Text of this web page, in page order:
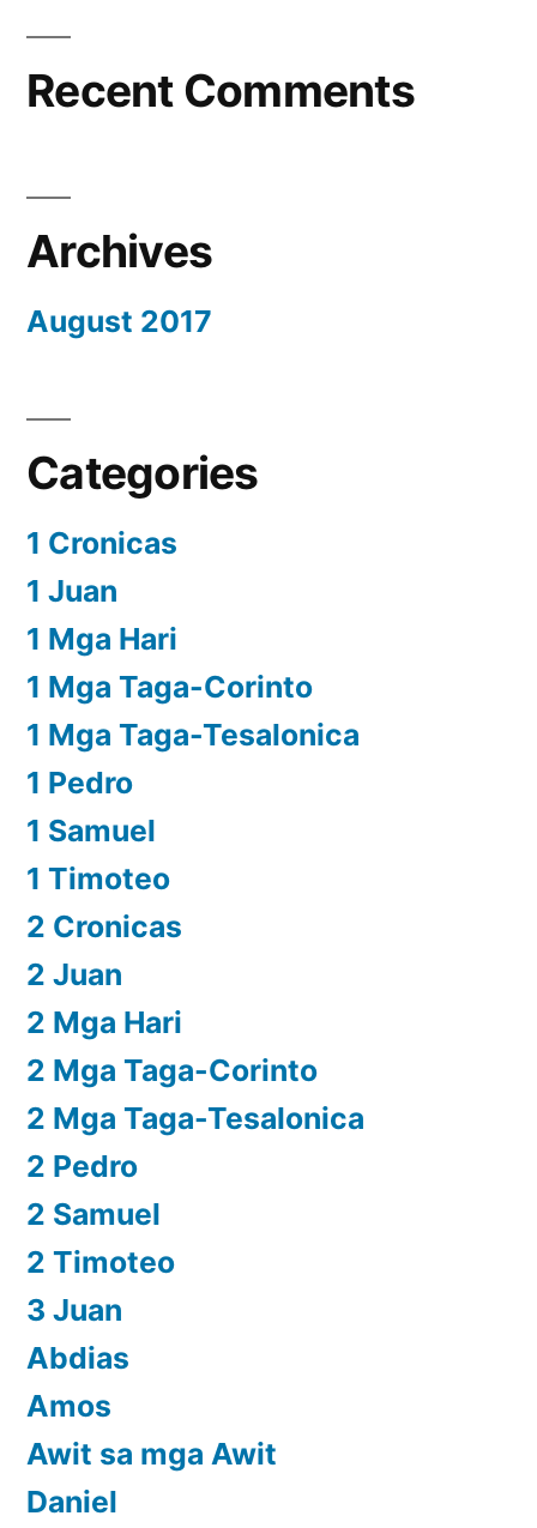
Recent Comments
Archives
August 2017
Categories
1 Cronicas
1 Juan
1 Mga Hari
1 Mga Taga-Corinto
1 Mga Taga-Tesalonica
1 Pedro
1 Samuel
1 Timoteo
2 Cronicas
2 Juan
2 Mga Hari
2 Mga Taga-Corinto
2 Mga Taga-Tesalonica
2 Pedro
2 Samuel
2 Timoteo
3 Juan
Abdias
Amos
Awit sa mga Awit
Daniel